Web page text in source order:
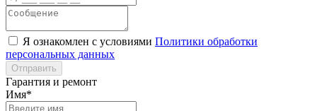
Я ознакомлен с условиями Политики обработки
персональных данных
Отправить
Гарантия и ремонт
Имя*